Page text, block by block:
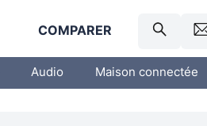
COMPARER
Audio Maison connectée